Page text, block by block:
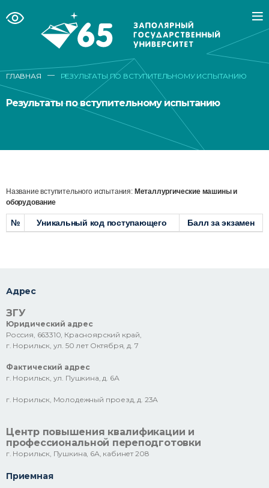
ГЛАВНАЯ — РЕЗУЛЬТАТЫ ПО ВСТУПИТЕЛЬНОМУ ИСПЫТАНИЮ
Результаты по вступительному испытанию
Название вступительного испытания: Металлургические машины и
оборудование
№ Уникальный код поступающего Балл за экзамен
Адрес
ЗГУ
Юридический адрес
Россия, 663310, Красноярский край,
г. Норильск, ул. 50 лет Октября, д. 7
Фактический адрес
г. Норильск, ул. Пушкина, д. 6А
г. Норильск, Молодежный проезд, д. 23А
Центр повышения квалификации и
профессиональной переподготовки
г. Норильск, Пушкина, 6А, кабинет 208
Приемная